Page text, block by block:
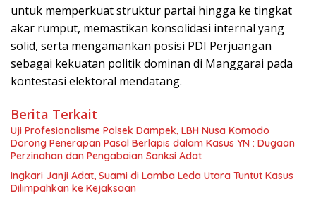
untuk memperkuat struktur partai hingga ke tingkat
akar rumput, memastikan konsolidasi internal yang
solid, serta mengamankan posisi PDI Perjuangan
sebagai kekuatan politik dominan di Manggarai pada
kontestasi elektoral mendatang.
Berita Terkait
Uji Profesionalisme Polsek Dampek, LBH Nusa Komodo
Dorong Penerapan Pasal Berlapis dalam Kasus YN : Dugaan
Perzinahan dan Pengabaian Sanksi Adat
Ingkari Janji Adat, Suami di Lamba Leda Utara Tuntut Kasus
Dilimpahkan ke Kejaksaan